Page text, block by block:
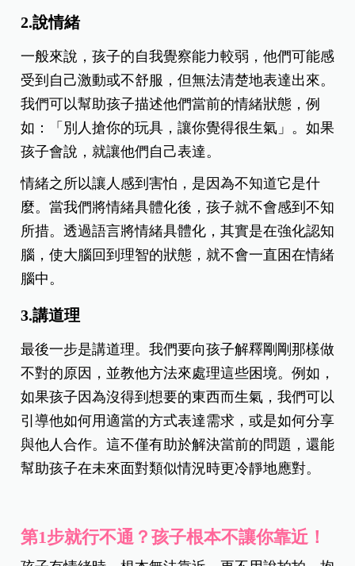
2.說情緒
一般來說，孩子的自我覺察能力較弱，他們可能感
受到自己激動或不舒服，但無法清楚地表達出來。
我們可以幫助孩子描述他們當前的情緒狀態，例
如：「別人搶你的玩具，讓你覺得很生氣」。如果
孩子會說，就讓他們自己表達。
情緒之所以讓人感到害怕，是因為不知道它是什
麼。當我們將情緒具體化後，孩子就不會感到不知
所措。透過語言將情緒具體化，其實是在強化認知
腦，使大腦回到理智的狀態，就不會一直困在情緒
腦中。
3.講道理
最後一步是講道理。我們要向孩子解釋剛剛那樣做
不對的原因，並教他方法來處理這些困境。例如，
如果孩子因為沒得到想要的東西而生氣，我們可以
引導他如何用適當的方式表達需求，或是如何分享
與他人合作。這不僅有助於解決當前的問題，還能
幫助孩子在未來面對類似情況時更冷靜地應對。
第1步就行不通？孩子根本不讓你靠近！